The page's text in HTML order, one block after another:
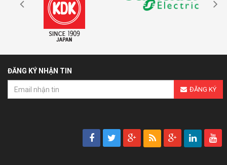
ĐĂNG KÝ NHẬN TIN
ĐĂNG KÝ